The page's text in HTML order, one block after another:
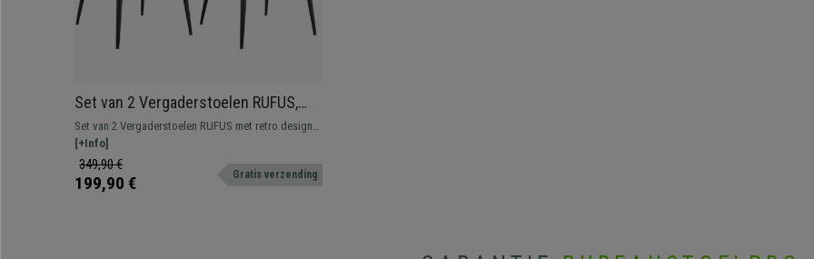
Set van 2 Vergaderstoelen RUFUS,
Elegant Retro Design, Zwarte Metalen
Poten, Beige Fluweel
Set van 2 Vergaderstoelen RUFUS met retro design,
ideaal om een klassieke sfeer in uw kantoor te
creëren.
[+Info]
349,90 €
199,90 € Gratis verzending